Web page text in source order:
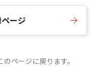
ージ
ページに戻ります。